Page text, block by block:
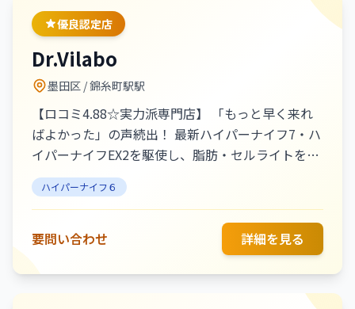
きたい」——そんな願いを無理なく続けられる形で
実現することが私たちの役目です。ボディメイク大
会前の調整にも利用されるほど結果にこだわりつ
つ、初めての方や身体に不安を感じている方にも安
つまでも健康で美しく”その想いを支える場所とし
て、あなたの毎日がより快適で前向きになるよう寄
り添います。
優良認定店
Dr.Vilabo
墨田区 / 錦糸町駅駅
【ロコミ4.88☆実力派専門店】 「もっと早く来れ
ばよかった」の声続出！ 最新ハイパーナイフ7・ハ
イパーナイフEX2を駆使し、脂肪・セルライトを徹
底解。 専門店ならではの技術で、憧れの「漫画
足」と「陶器肌」を同時に叶えます。 本気で自分
を変えたい方のための結果出しに妥協しないプライ
ベートサロン♪ 痩身/脱毛/毛穴/乾燥/小顔/バスト/
中村です。大手エステサロンで経験を積み、
Dr.Vilaboを開業しました。お客様一人ひとりのお
ハイパーナイフ６
要問い合わせ 詳細を見る